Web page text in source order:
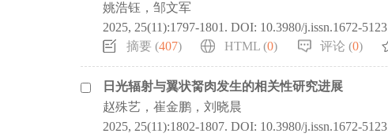
姚浩钰，邹文军
2025, 25(11):1797-1801. DOI: 10.3980/j.issn.1672-
摘要 (407) HTML (0) 评论 (0)
日光辐射与翼状胬肉发生的相关性研究进展
赵殊艺，崔金鹏，刘晓晨
2025, 25(11):1802-1807. DOI: 10.3980/j.issn.1672-